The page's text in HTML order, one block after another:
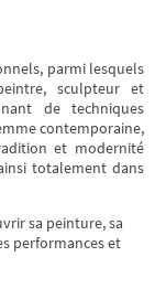
parmi lesquels
sculpteur et
de techniques
contemporaine,
et modernité
totalement dans
sa peinture, sa
performances et